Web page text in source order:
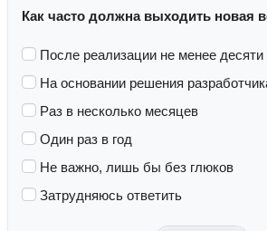
Как часто должна выходить новая
После реализации не менее
На основании решения
Раз в несколько месяцев
Один раз в год
Не важно, лишь бы без глюков
Затрудняюсь ответить